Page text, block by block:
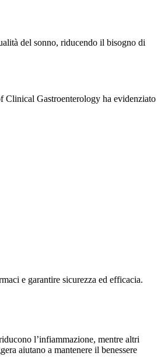
del sonno, riducendo il bisogno di
Clinical Gastroenterology ha evidenziato
e garantire sicurezza ed efficacia.
l’infiammazione, mentre altri
aiutano a mantenere il benessere